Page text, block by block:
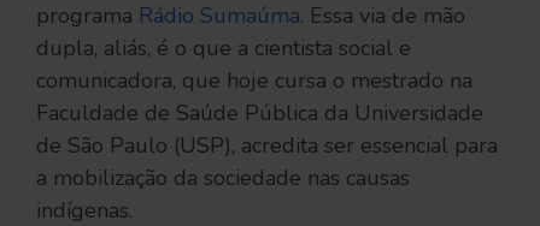
programa Rádio Sumaúma. Essa via de mão
dupla, aliás, é o que a cientista social e
comunicadora, que hoje cursa o mestrado na
Faculdade de Saúde Pública da Universidade
de São Paulo (USP), acredita ser essencial para
a mobilização da sociedade nas causas
indígenas.